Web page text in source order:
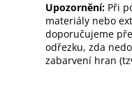
Upozornění: Při
materiály nebo
doporučujeme
odřezku, zda
zabarvení hran